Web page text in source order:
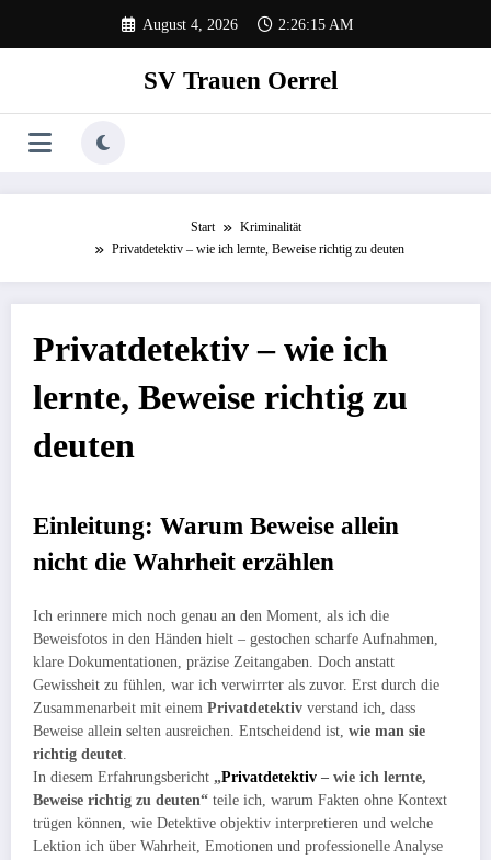
springen
August 4, 2026 2:26:16 AM
SV Trauen Oerrel
Start
Kriminalität
Privatdetektiv – wie ich lernte, Beweise richtig zu deuten
Privatdetektiv – wie ich
lernte, Beweise richtig zu
deuten
Einleitung: Warum Beweise allein
nicht die Wahrheit erzählen
Ich erinnere mich noch genau an den Moment, als ich die
Beweisfotos in den Händen hielt – gestochen scharfe Aufnahmen,
klare Dokumentationen, präzise Zeitangaben. Doch anstatt
Gewissheit zu fühlen, war ich verwirrter als zuvor. Erst durch die
Zusammenarbeit mit einem Privatdetektiv verstand ich, dass
Beweise allein selten ausreichen. Entscheidend ist, wie man sie
richtig deutet.
In diesem Erfahrungsbericht „Privatdetektiv – wie ich lernte,
Beweise richtig zu deuten“ teile ich, warum Fakten ohne Kontext
trügen können, wie Detektive objektiv interpretieren und welche
Lektion ich über Wahrheit, Emotionen und professionelle Analyse